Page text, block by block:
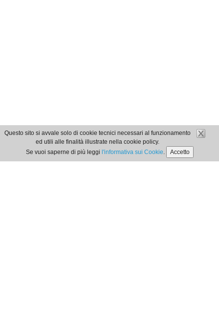
Questo sito si avvale solo di cookie tecnici necessari al funzionamento
ed utili alle finalità illustrate nella cookie policy.
Se vuoi saperne di più leggi l'informativa sui Cookie. Accetto